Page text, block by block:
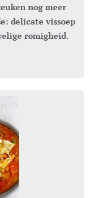
delicate vissoep
romigheid.